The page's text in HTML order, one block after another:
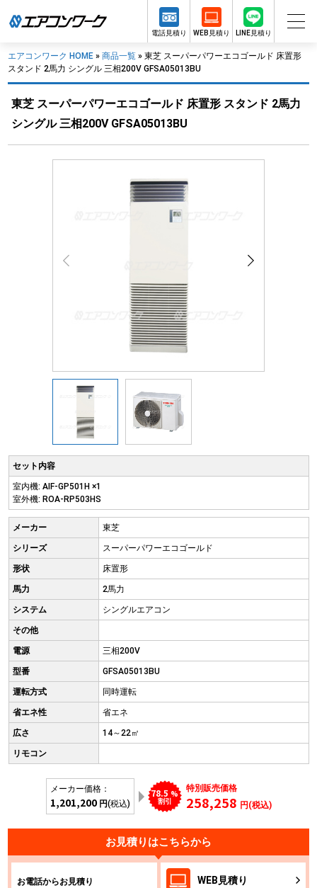
電話見積り WEB見積り LINE見積り
エアコンワーク HOME » 商品一覧 » 東芝 スーパーパワーエコゴールド 床置形
スタンド 2馬力 シングル 三相200V GFSA05013BU
東芝 スーパーパワーエコゴールド 床置形 スタンド 2馬力
シングル 三相200V GFSA05013BU
セット内容
室内機: AIF-GP501H ×1
室外機: ROA-RP503HS
メーカー 東芝
シリーズ スーパーパワーエコゴールド
形状 床置形
馬力 2馬力
システム シングルエアコン
その他
電源 三相200V
型番 GFSA05013BU
運転方式 同時運転
省エネ性 省エネ
広さ 14～22㎡
リモコン
メーカー価格：
1,201,200 円(税込)
78.5 %
割引
特別販売価格
258,258 円(税込)
お見積りはこちらから
お電話からお見積り WEB 見積り